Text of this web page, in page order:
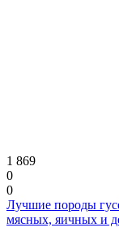
1 869
0
0
Лучшие породы
мясных, яичных и